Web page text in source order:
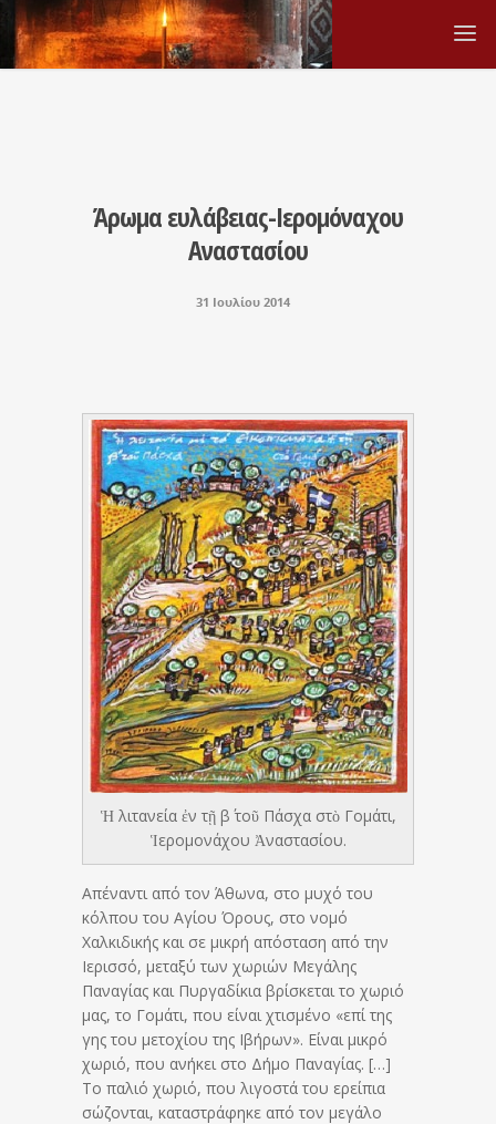
Άρωμα ευλάβειας-Ιερομόναχου
Αναστασίου
31 Ιουλίου 2014
Ἡ λιτανεία ἐν τῇ β΄ τοῦ Πάσχα στὸ Γομάτι,
Ἱερομονάχου Ἀναστασίου.
Απέναντι από τον Άθωνα, στο μυχό του
κόλπου του Αγίου Όρους, στο νομό
Χαλκιδικής και σε μικρή απόσταση από την
Ιερισσό, μεταξύ των χωριών Μεγάλης
Παναγίας και Πυργαδίκια βρίσκεται το χωριό
μας, το Γομάτι, που είναι χτισμένο «επί της
γης του μετοχίου της Ιβήρων». Είναι μικρό
χωριό, που ανήκει στο Δήμο Παναγίας. […]
Το παλιό χωριό, που λιγοστά του ερείπια
σώζονται, καταστράφηκε από τον μεγάλο